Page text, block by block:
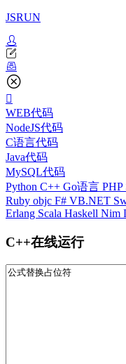
JSRUN
WEB代码
NodeJS代码
C语言代码
Java代码
MySQL代码
Python C++ Go语言 PHP
Ruby objc F# VB.NET
Erlang Scala Haskell Nim
C++在线运行